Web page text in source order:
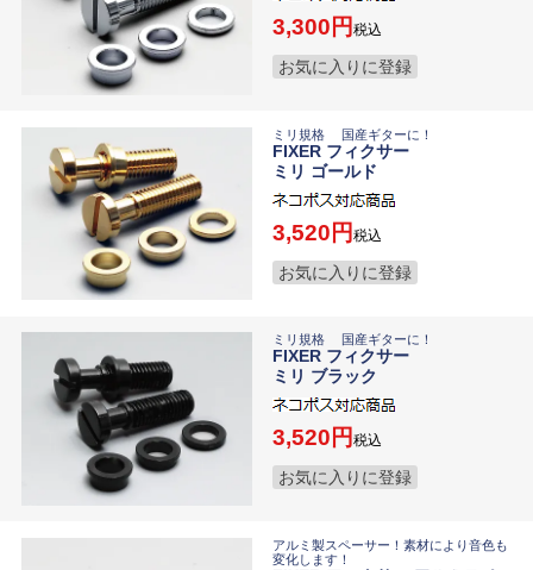
3,300 税込
お気に入りに登録
ミリ規格 国産ギターに！
FIXER フィクサー
ミリ ゴールド
3,520 税込
お気に入りに登録
ミリ規格 国産ギターに！
FIXER フィクサー
ミリ ブラック
3,520 税込
お気に入りに登録
アルミ製スペーサー！素材により音色も
変化します！